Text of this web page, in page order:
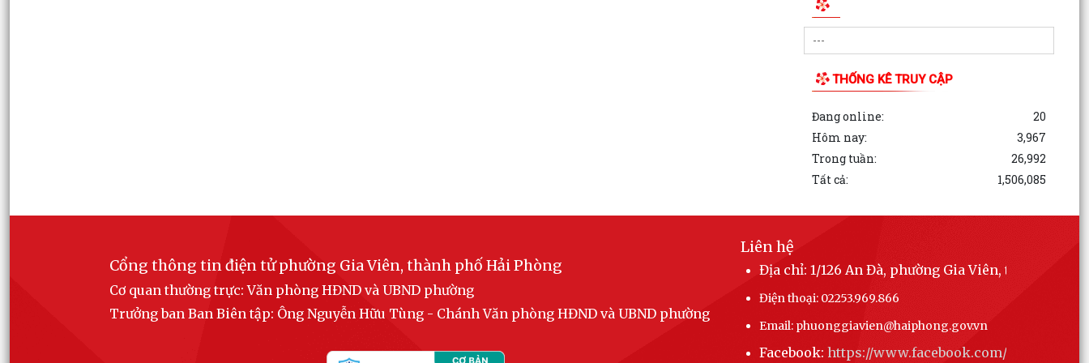
Phường Gia Viên tham dự Hội nghị trực tuyến
phổ biến Luật Lưu trữ năm 2024 và các văn bản
THỐNG KÊ TRUY CẬP
Đang online:
20
Hôm nay:
3,967
Trong tuần:
26,992
Tất cả:
1,506,085
Cổng thông tin điện tử phường Gia Viên, thành phố Hải Phòng
Cơ quan thường trực: Văn phòng HĐND và UBND phường
Trưởng ban Ban Biên tập: Ông Nguyễn Hữu Tùng - Chánh Văn phòng HĐND và UBND phường
Liên hệ
Địa chỉ: 1/126 An Đà, phường Gia Viên, thành phố
Điện thoại: 02253.969.866
Email: phuonggiavien@haiphong.gov.vn
Facebook:https://www.facebook.com/